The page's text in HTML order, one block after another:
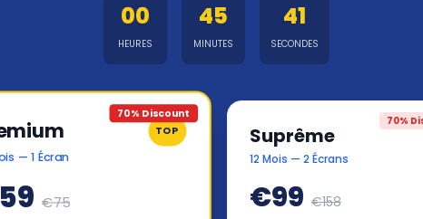
00
HEURES
45
MINUTES
41
SECONDES
70% Discount
TOP
— 1 Écran
€75
70%
Suprême
12 Mois — 2 Écrans
€99 €158